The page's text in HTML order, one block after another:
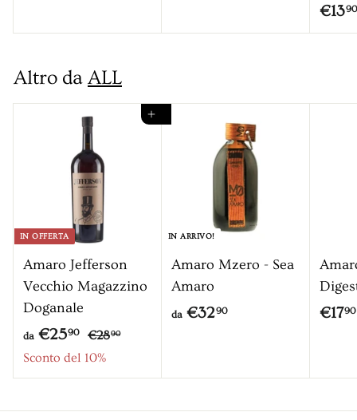
,
0
,
€1390
Altro daALL
Aggiungi al carrello
IN OFFERTA
Amaro Jefferson
Vecchio Magazzino
Doganale
da €2590d
a
€
P
r
e
€2890€
9
Sconto del 10%
IN ARRIVO!
Amaro Mzero - Sea
Amaro
da€3290d
3
2
€1790